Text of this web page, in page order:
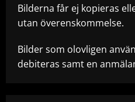
Bilderna får ej kopieras
utan överenskommelse.
Bilder som olovligen
debiteras samt en